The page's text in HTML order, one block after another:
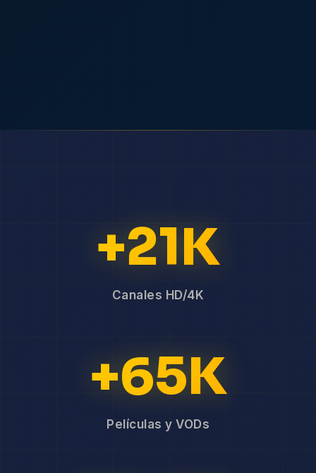
+21K
Canales HD/4K
+65K
Películas y VODs